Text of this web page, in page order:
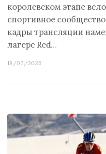
королевском этапе
спортивное
кадры трансляции
лагере Red…
18/02/2026